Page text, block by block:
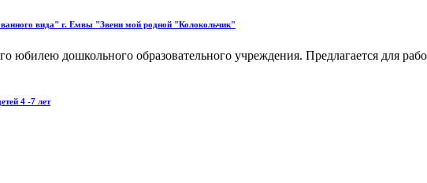
вида" г. Емвы "Звени мой родной "Колокольчик"
юбилею дошкольного образовательного учреждения. Предлагается для
4 -7 лет